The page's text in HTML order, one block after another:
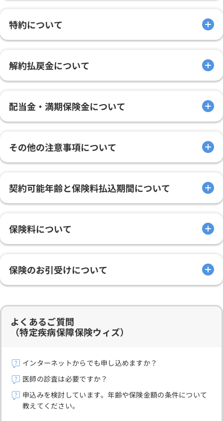
特約について
解約払戻金について
配当金・満期保険金について
その他の注意事項について
契約可能年齢と保険料払込期間について
保険料について
保険のお引受けについて
よくあるご質問
（特定疾病保障保険ウィズ）
インターネットからでも申し込めますか？
医師の診査は必要ですか？
申込みを検討しています。年齢や保険金額の条件について
教えてください。